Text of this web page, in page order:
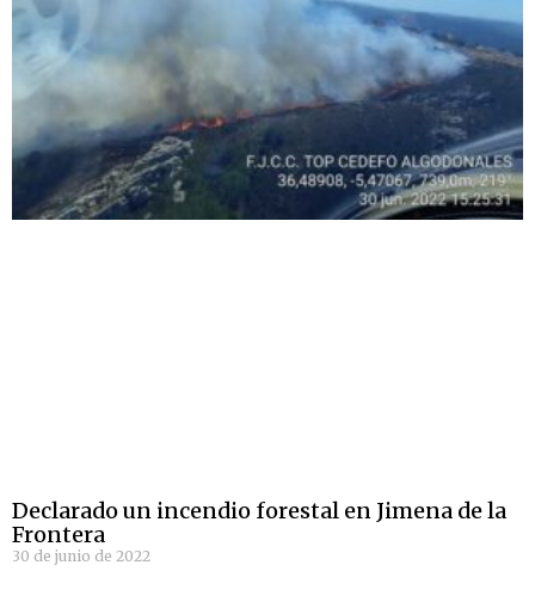
Declarado un incendio forestal en Jimena de la
Frontera
30 de junio de 2022